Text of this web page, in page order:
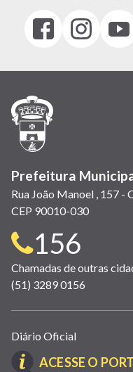
Facebook
(link
em
janela)
Instagram
(link
em
(link
em
Prefeitura
Rua João Manoel , 157 -
CEP 90010-030
Telefone
para
contato:
156
Chamadas de outras
(51) 3289 0156
Links
úteis
(abrem
Diário Oficial
ACESSE O